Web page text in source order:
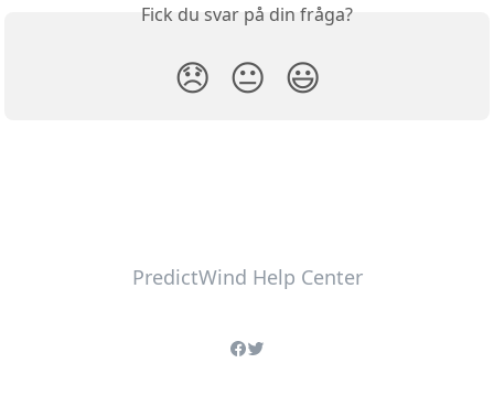
Fick du svar på din fråga?
😞 😐 😃
PredictWind Help Center